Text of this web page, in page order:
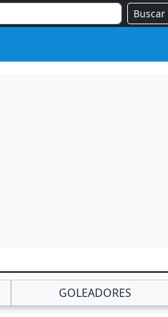
Buscar
GOLEADORES